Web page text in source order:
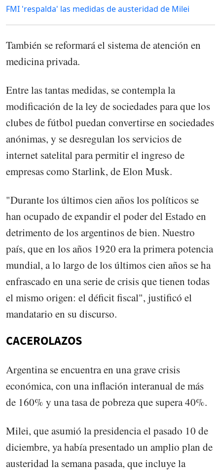
FMI 'respalda' las medidas de austeridad de Milei
También se reformará el sistema de atención en
medicina privada.
Entre las tantas medidas, se contempla la
modificación de la ley de sociedades para que los
clubes de fútbol puedan convertirse en sociedades
anónimas, y se desregulan los servicios de
internet satelital para permitir el ingreso de
empresas como Starlink, de Elon Musk.
"Durante los últimos cien años los políticos se
han ocupado de expandir el poder del Estado en
detrimento de los argentinos de bien. Nuestro
país, que en los años 1920 era la primera potencia
mundial, a lo largo de los últimos cien años se ha
enfrascado en una serie de crisis que tienen todas
el mismo origen: el déficit fiscal", justificó el
mandatario en su discurso.
CACEROLAZOS
Argentina se encuentra en una grave crisis
económica, con una inflación interanual de más
de 160% y una tasa de pobreza que supera 40%.
Milei, que asumió la presidencia el pasado 10 de
diciembre, ya había presentado un amplio plan de
austeridad la semana pasada, que incluye la